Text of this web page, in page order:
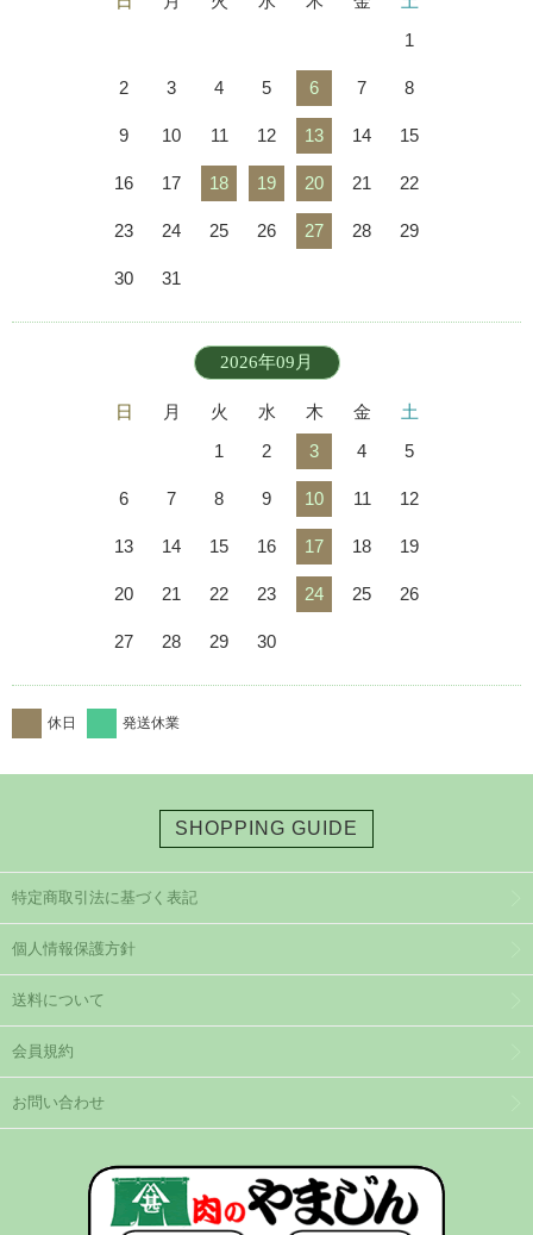
1
2 3 4 5 6 7 8
9 10 11 12 13 14 15
16 17 18 19 20 21 22
23 24 25 26 27 28 29
30 31
2026年09月
日 月 火 水 木 金
土
1
2 3 4 5
6 7 8 9 10 11 12
13 14 15 16 17 18 19
20 21 22 23 24 25 26
27 28 29 30
休日 発送休業
SHOPPING GUIDE
特定商取引法に基づく表記
個人情報保護方針
送料について
会員規約
お問い合わせ